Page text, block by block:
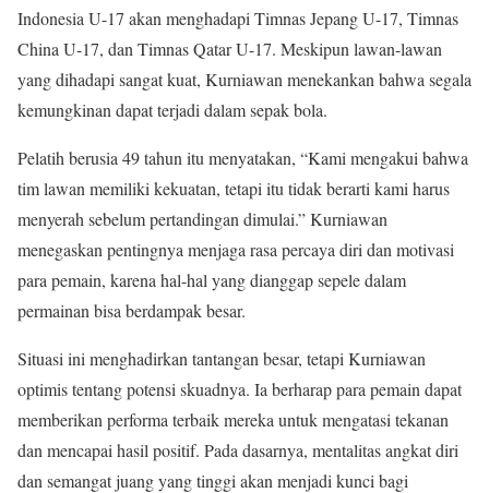
Indonesia U-17 akan menghadapi Timnas Jepang U-17, Timnas
China U-17, dan Timnas Qatar U-17. Meskipun lawan-lawan
yang dihadapi sangat kuat, Kurniawan menekankan bahwa segala
kemungkinan dapat terjadi dalam sepak bola.
Pelatih berusia 49 tahun itu menyatakan, “Kami mengakui bahwa
tim lawan memiliki kekuatan, tetapi itu tidak berarti kami harus
menyerah sebelum pertandingan dimulai.” Kurniawan
menegaskan pentingnya menjaga rasa percaya diri dan motivasi
para pemain, karena hal-hal yang dianggap sepele dalam
permainan bisa berdampak besar.
Situasi ini menghadirkan tantangan besar, tetapi Kurniawan
optimis tentang potensi skuadnya. Ia berharap para pemain dapat
memberikan performa terbaik mereka untuk mengatasi tekanan
dan mencapai hasil positif. Pada dasarnya, mentalitas angkat diri
dan semangat juang yang tinggi akan menjadi kunci bagi